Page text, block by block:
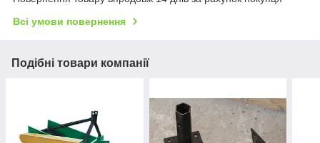
Всі умови повернення
Подібні товари компанії